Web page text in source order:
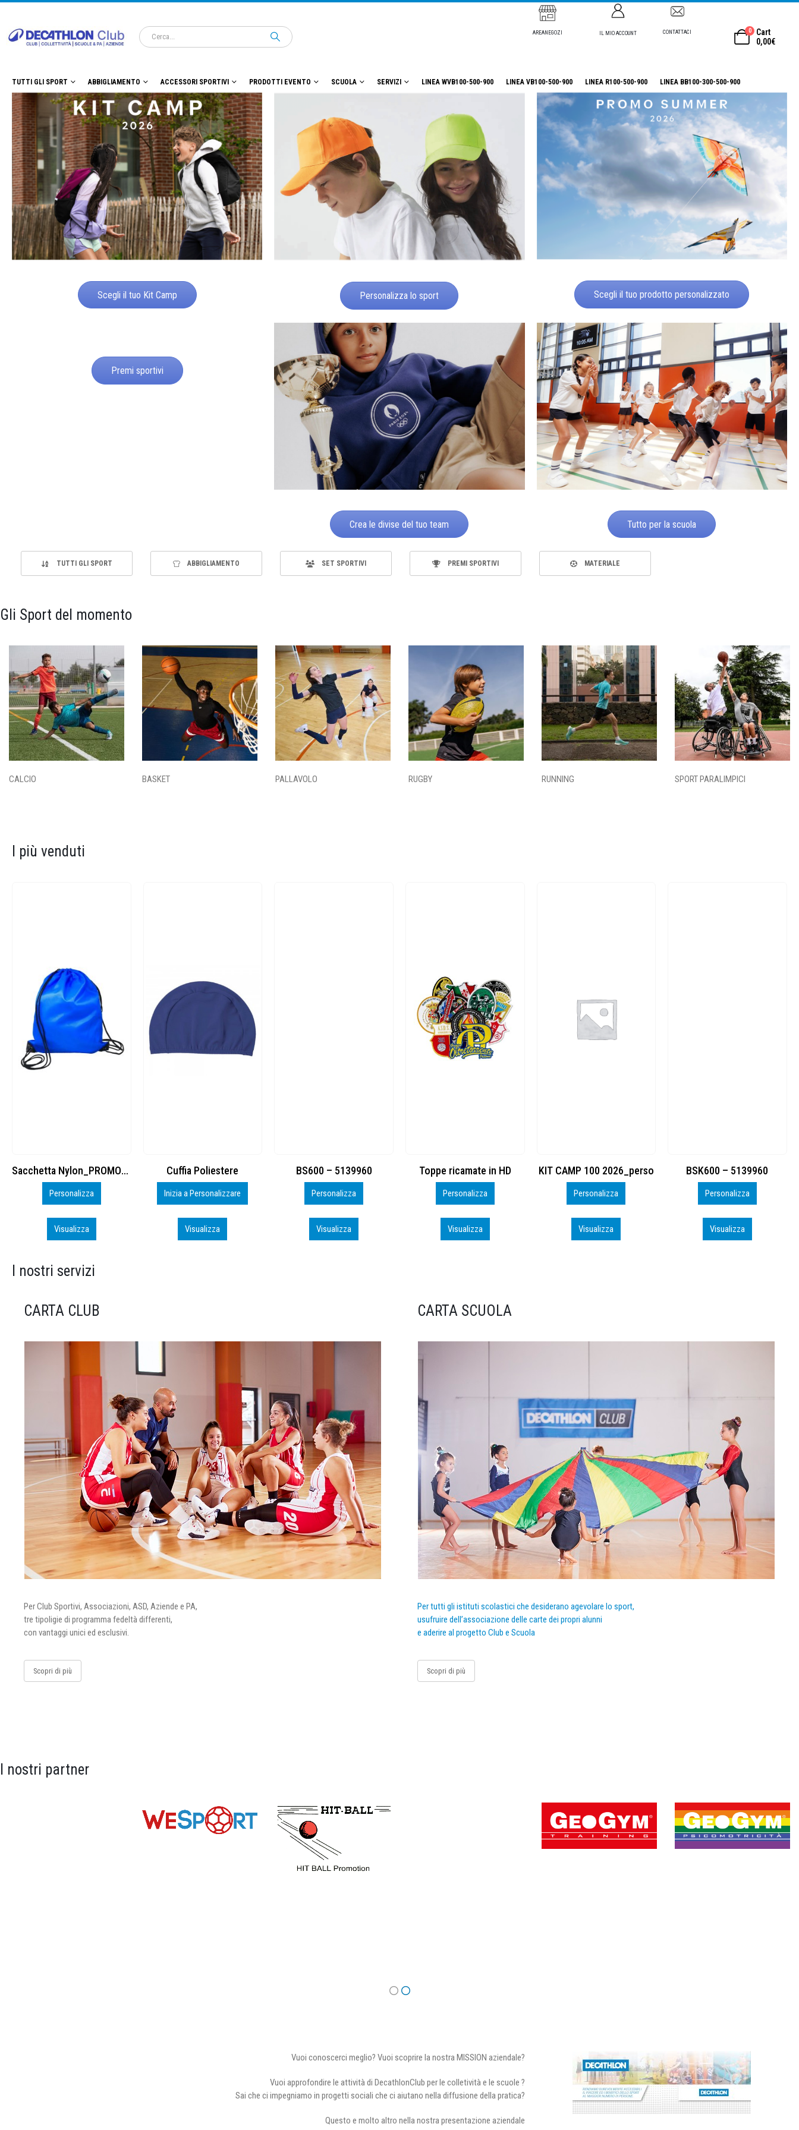
AREANEGOZI IL MIO ACCOUNT CONTATTACI 0
Cart
0,00€
TUTTI GLI SPORT ABBIGLIAMENTO ACCESSORI SPORTIVI PRODOTTI EVENTO SCUOLA SERVIZI LINEA WVB100-500-900 LINEA VB100-500-900 LINEA R100-500-900 LINEA BB100-300-500-900
Scegli il tuo Kit Camp Personalizza lo sport Scegli il tuo prodotto personalizzato
Premi sportivi
Crea le divise del tuo team Tutto per la scuola
TUTTI GLI SPORT ABBIGLIAMENTO SET SPORTIVI PREMI SPORTIVI MATERIALE
Gli Sport del momento
CALCIO BASKET PALLAVOLO RUGBY RUNNING SPORT PARALIMPICI
I più venduti
Cuffia Poliestere
Inizia a Personalizzare
Visualizza
BS600 – 5139960
Personalizza
Visualizza
Toppe ricamate in HD
Personalizza
Visualizza
KIT CAMP 100 2026_perso
Personalizza
Visualizza
BSK600 – 5139960
Personalizza
Visualizza
DTF
Personalizza
Visualizza
I nostri servizi
CARTA CLUB
Per Club Sportivi, Associazioni, ASD, Aziende e PA,
tre tipoligie di programma fedeltà differenti,
con vantaggi unici ed esclusivi.
Scopri di più
CARTA SCUOLA
Per tutti gli istituti scolastici che desiderano agevolare lo sport,
usufruire dell’associazione delle carte dei propri alunni
e aderire al progetto Club e Scuola
Scopri di più
I nostri partner
Vuoi conoscerci meglio? Vuoi scoprire la nostra MISSION aziendale?
Vuoi approfondire le attività di DecathlonClub per le colletività e le scuole ?
Sai che ci impegniamo in progetti sociali che ci aiutano nella diffusione della pratica?
Questo e molto altro nella nostra presentazione aziendale